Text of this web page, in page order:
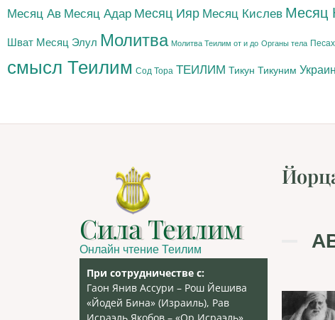
Месяц Ав Месяц Адар Месяц Ияр Месяц Кислев Месяц
Шват Месяц Элул Молитва Молитва Теилим от и до Органы тела Песах
смысл Теилим Сод Тора ТЕИЛИМ Тикун Тикуним
Сила Теилим
Онлайн чтение Теилим
При сотрудничестве с:
Гаон Янив Ассури – Рош Йешива
«Йодей Бина» (Израиль), Рав